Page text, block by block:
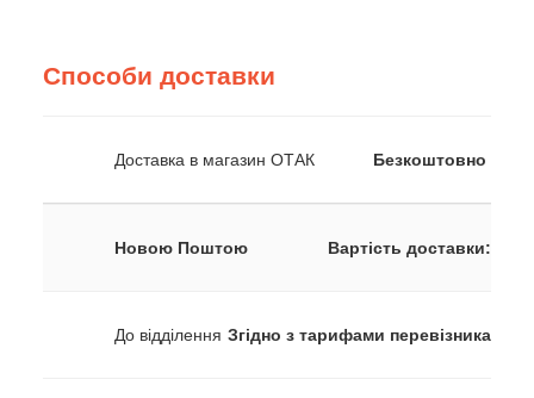
Способи доставки
Доставка в магазин ОТАК Безкоштовно
Новою Поштою Вартість доставки:
До відділення Згідно з тарифами перевізника